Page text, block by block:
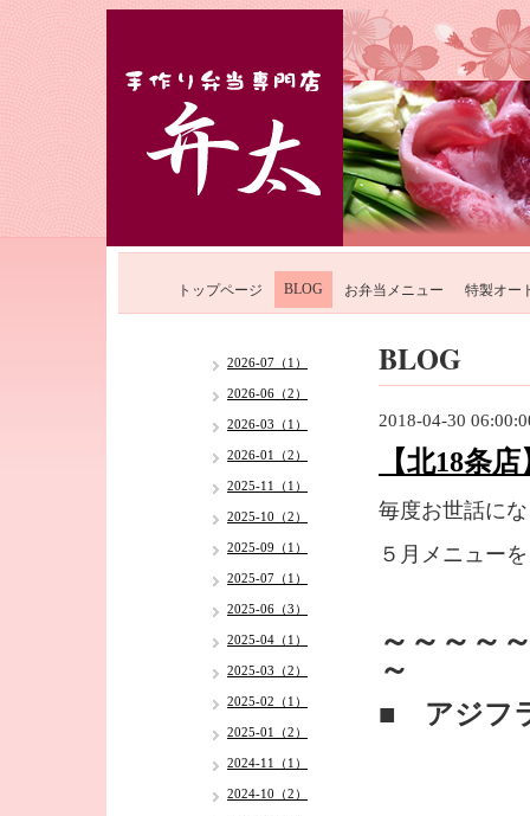
トップページ BLOG お弁当メニュー 特製オー
BLOG
2018-04-30
【北18条
毎度お世話に
５月メニュー
～～～～
～
■ アジフ
2026-07（1）
2026-06（2）
2026-03（1）
2026-01（2）
2025-11（1）
2025-10（2）
2025-09（1）
2025-07（1）
2025-06（3）
2025-04（1）
2025-03（2）
2025-02（1）
2025-01（2）
2024-11（1）
2024-10（2）